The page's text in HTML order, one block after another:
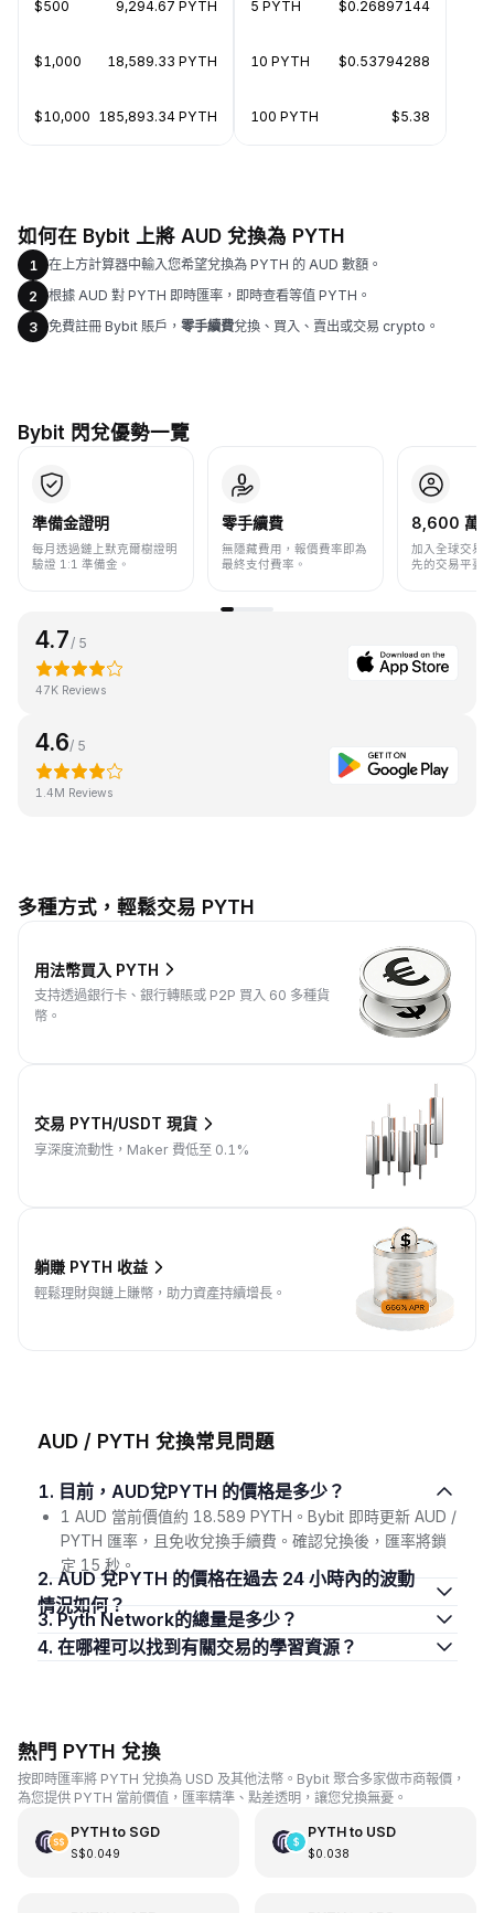
$500 9,294.67 PYTH
$1,000 18,589.33 PYTH
$10,000 185,893.34 PYTH
5 PYTH $0.26897144
10 PYTH $0.53794288
100 PYTH $5.38
如何在 Bybit 上將 AUD 兌換為 PYTH
1
在上方計算器中輸入您希望兌換為 PYTH 的 AUD 數額。
2
根據 AUD 對 PYTH 即時匯率，即時查看等值 PYTH。
3
免費註冊 Bybit 賬戶， 零手續費兌換、買入、賣出或交易 crypto。
Bybit 閃兌優勢一覽
準備金證明
每月透過鏈上默克爾樹證明
驗證 1:1 準備金。
零手續費
無隱藏費用，報價費率即為
最終支付費率。
8,600 萬+
加入全球交易
先的交易平臺
4.7/ 5
47K Reviews
4.6/ 5
1.4M Reviews
多種方式，輕鬆交易 PYTH
用法幣買入 PYTH
支持透過銀行卡、銀行轉賬或 P2P 買入 60 多種貨
幣。
交易 PYTH/USDT 現貨
享深度流動性，Maker 費低至 0.1%
躺賺 PYTH 收益
輕鬆理財與鏈上賺幣，助力資產持續增長。
AUD / PYTH 兌換常見問題
1. 目前，AUD兌PYTH 的價格是多少？
1 AUD 當前價值約 18.589 PYTH。Bybit 即時更新 AUD /
PYTH 匯率，且免收兌換手續費。確認兌換後，匯率將鎖
定 15 秒。
2. AUD 兌PYTH 的價格在過去 24 小時內的波動
情況如何？
3. Pyth Network的總量是多少？
4. 在哪裡可以找到有關交易的學習資源？
熱門 PYTH 兌換
按即時匯率將 PYTH 兌換為 USD 及其他法幣。Bybit 聚合多家做市商報價，
為您提供 PYTH 當前價值，匯率精準、點差透明，讓您兌換無憂。
PYTHto SGD
S$0.049
PYTHto USD
$0.038